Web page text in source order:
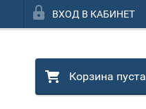
ВХОД В КАБИНЕТ
Корзина пуста